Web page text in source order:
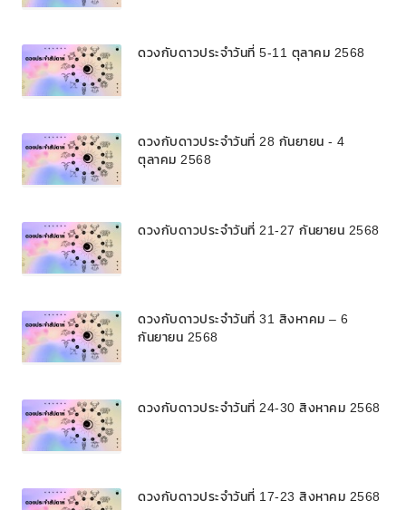
ดวงกับดาวประจำวันที่ 5-11 ตุลาคม 2568
ดวงกับดาวประจำวันที่ 28 กันยายน - 4
ตุลาคม 2568
ดวงกับดาวประจำวันที่ 21-27 กันยายน 2568
ดวงกับดาวประจำวันที่ 31 สิงหาคม – 6
กันยายน 2568
ดวงกับดาวประจำวันที่ 24-30 สิงหาคม 2568
ดวงกับดาวประจำวันที่ 17-23 สิงหาคม 2568